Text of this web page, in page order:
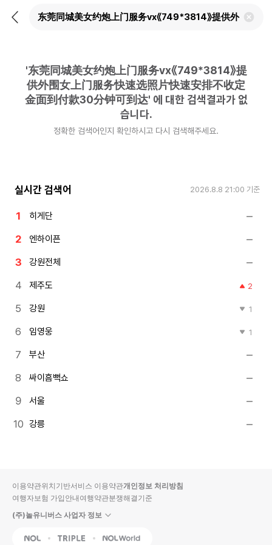
뒤
검
'东莞同城美女约炮上门服务vx《749*3814》提
供外围女上门服务快速选照片快速安排不收定
金面到付款30分钟可到达' 에 대한 검색결과가 없
습니다.
정확한 검색어인지 확인하시고 다시 검색해주세요.
실시간 검색어 2026.8.8 21:00 기준
히게단
엔하이픈
강원전체
제주도 2
강원 1
임영웅 1
부산
싸이흠뻑쇼
서울
강릉
이용약관위치기반서비스 이용약관개인정보 처리방침
여행자보험 가입안내여행약관분쟁해결기준
(주)놀유니버스 사업자 정보
NOL Triple Interpark Global